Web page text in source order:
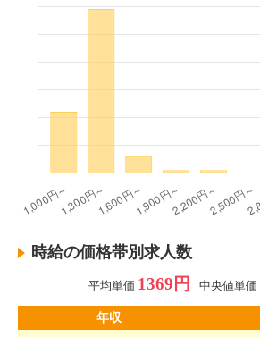
時給の価格帯別求人数
平均単価 1369円 中央値単価
年収